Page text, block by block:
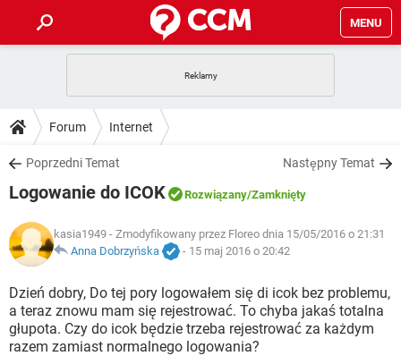
MENU
GRY
SPOTIFY
INSTAGRAM FACEBOOK
WINDOWS 10
PORADY
PlayStation
INSTAGRAM FACEBOOK
WINDOWS 10
DO POBRANIA
ANDROID TIKTOK
GRY
IOS NETFLIX
INSTAGRAM FACEBOOK
WINDOWS 10
FORUM
COVID-19 TIKTOK
GRY
SPOTIFY NETFLIX
INSTAGRAM FACEBOOK
ARTYKUŁY
COVID-19 TIKTOK
GRY WHATSAPP
SPOTIFY NETFLIX
Forum Internet
Poprzedni Temat Następny Temat
Logowanie do ICOK Rozwiązany/Zamknięty
kasia1949 - Zmodyfikowany przez Floreo dnia 15/05/2016 o 21:31
Anna Dobrzyńska
- 15 maj 2016 o 20:42
Dzień dobry, Do tej pory logowałem się di icok bez problemu,
a teraz znowu mam się rejestrować. To chyba jakaś totalna
głupota. Czy do icok będzie trzeba rejestrować za każdym
razem zamiast normalnego logowania?